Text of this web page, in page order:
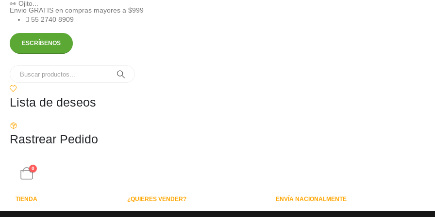
👀 Ojito...
Envio GRATIS en compras mayores a $999
55 2740 8909
ESCRÍBENOS
Lista de deseos
Rastrear Pedido
0
TIENDA ¿QUIERES VENDER? ENVÍA NACIONALMENTE